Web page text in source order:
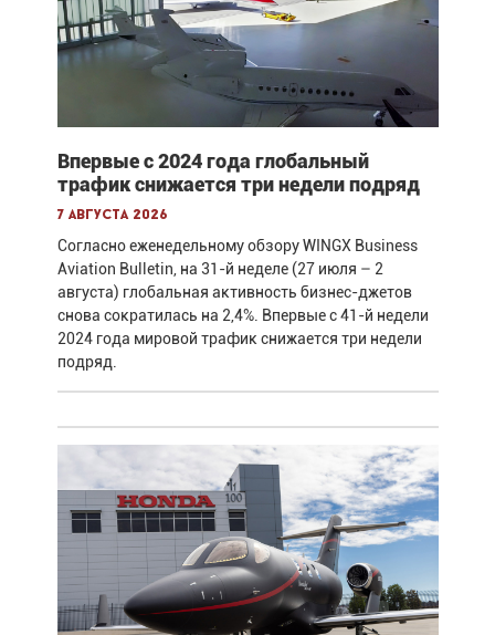
Впервые с 2024 года глобальный
трафик снижается три недели подряд
7 августа 2026
Согласно еженедельному обзору WINGX Business
Aviation Bulletin, на 31-й неделе (27 июля – 2
августа) глобальная активность бизнес-джетов
снова сократилась на 2,4%. Впервые с 41-й недели
2024 года мировой трафик снижается три недели
подряд.